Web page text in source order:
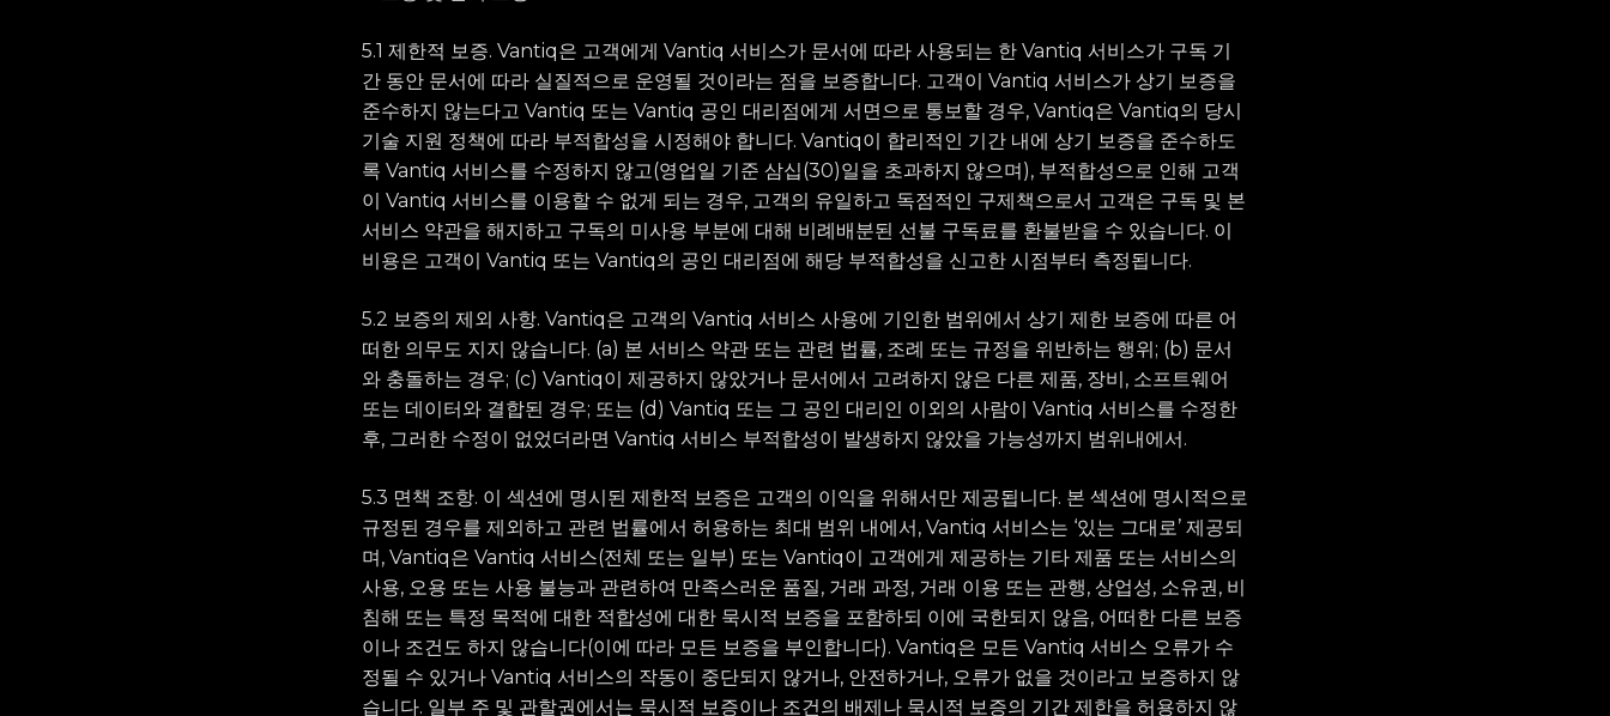
5.1 제한적 보증. Vantiq은 고객에게 Vantiq 서비스가 문서에 따라 사용되는 한 Vantiq 서비스가 구독 기
간 동안 문서에 따라 실질적으로 운영될 것이라는 점을 보증합니다. 고객이 Vantiq 서비스가 상기 보증을
준수하지 않는다고 Vantiq 또는 Vantiq 공인 대리점에게 서면으로 통보할 경우, Vantiq은 Vantiq의 당시
기술 지원 정책에 따라 부적합성을 시정해야 합니다. Vantiq이 합리적인 기간 내에 상기 보증을 준수하도
록 Vantiq 서비스를 수정하지 않고(영업일 기준 삼십(30)일을 초과하지 않으며), 부적합성으로 인해 고객
이 Vantiq 서비스를 이용할 수 없게 되는 경우, 고객의 유일하고 독점적인 구제책으로서 고객은 구독 및 본
서비스 약관을 해지하고 구독의 미사용 부분에 대해 비례배분된 선불 구독료를 환불받을 수 있습니다. 이
비용은 고객이 Vantiq 또는 Vantiq의 공인 대리점에 해당 부적합성을 신고한 시점부터 측정됩니다.
5.2 보증의 제외 사항. Vantiq은 고객의 Vantiq 서비스 사용에 기인한 범위에서 상기 제한 보증에 따른 어
떠한 의무도 지지 않습니다. (a) 본 서비스 약관 또는 관련 법률, 조례 또는 규정을 위반하는 행위; (b) 문서
와 충돌하는 경우; (c) Vantiq이 제공하지 않았거나 문서에서 고려하지 않은 다른 제품, 장비, 소프트웨어
또는 데이터와 결합된 경우; 또는 (d) Vantiq 또는 그 공인 대리인 이외의 사람이 Vantiq 서비스를 수정한
후, 그러한 수정이 없었더라면 Vantiq 서비스 부적합성이 발생하지 않았을 가능성까지 범위내에서.
5.3 면책 조항. 이 섹션에 명시된 제한적 보증은 고객의 이익을 위해서만 제공됩니다. 본 섹션에 명시적으로
규정된 경우를 제외하고 관련 법률에서 허용하는 최대 범위 내에서, Vantiq 서비스는 ‘있는 그대로’ 제공되
며, Vantiq은 Vantiq 서비스(전체 또는 일부) 또는 Vantiq이 고객에게 제공하는 기타 제품 또는 서비스의
사용, 오용 또는 사용 불능과 관련하여 만족스러운 품질, 거래 과정, 거래 이용 또는 관행, 상업성, 소유권, 비
침해 또는 특정 목적에 대한 적합성에 대한 묵시적 보증을 포함하되 이에 국한되지 않음, 어떠한 다른 보증
이나 조건도 하지 않습니다(이에 따라 모든 보증을 부인합니다). Vantiq은 모든 Vantiq 서비스 오류가 수
정될 수 있거나 Vantiq 서비스의 작동이 중단되지 않거나, 안전하거나, 오류가 없을 것이라고 보증하지 않
습니다. 일부 주 및 관할권에서는 묵시적 보증이나 조건의 배제나 묵시적 보증의 기간 제한을 허용하지 않